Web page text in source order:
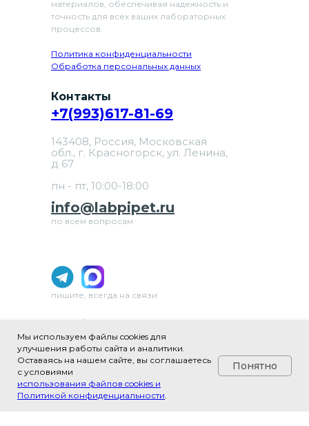
материалов, обеспечивая надежность и
точность для всех ваших лабораторных
процессов.
Политика конфиденциальности
Обработка персональных данных
ИП Шаблевич Юлия Александровна
ИНН 502481979640
ОГРНИП 324508100657304
ОКВЭД 46.69 «Торговля оптовая прочими
машинами и оборудованием»
Контакты
info@labpipet.ru
+7(993)617-81-69
по всем вопросам
143408, Россия, Московская
обл., г. Красногорск, ул. Ленина,
д 67
пн - пт, 10:00-18:00
пишите, всегда на связи
Мы используем файлы cookies для
улучшения работы сайта и аналитики.
Оставаясь на нашем сайте, вы соглашаетесь
с условиями
использования файлов cookies и
Политикой конфиденциальности.
Понятно